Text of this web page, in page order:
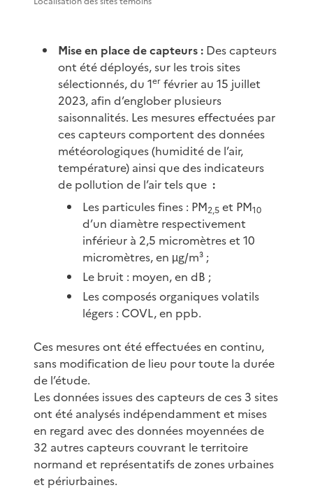
Mise en place de capteurs : Des capteurs
ont été déployés, sur les trois sites
sélectionnés, du 1er février au 15 juillet
2023, afin d’englober plusieurs
saisonnalités. Les mesures effectuées par
ces capteurs comportent des données
météorologiques (humidité de l’air,
température) ainsi que des indicateurs
de pollution de l’air tels que :
Les particules fines : PM2,5 et PM10
d’un diamètre respectivement
inférieur à 2,5 micromètres et 10
micromètres, en µg/m³ ;
Le bruit : moyen, en dB ;
Les composés organiques volatils
légers : COVL, en ppb.
Ces mesures ont été effectuées en continu,
sans modification de lieu pour toute la durée
de l’étude.
Les données issues des capteurs de ces 3 sites
ont été analysés indépendamment et mises
en regard avec des données moyennées de
32 autres capteurs couvrant le territoire
normand et représentatifs de zones urbaines
et périurbaines.